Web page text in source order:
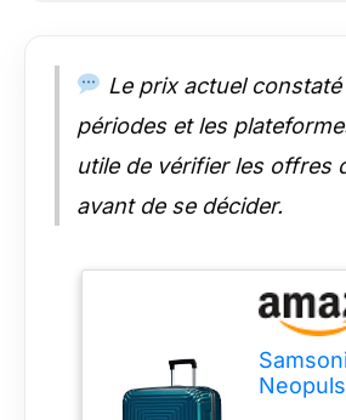
Le prix actuel
périodes et les
utile de vérifier les offres
avant de se décider.